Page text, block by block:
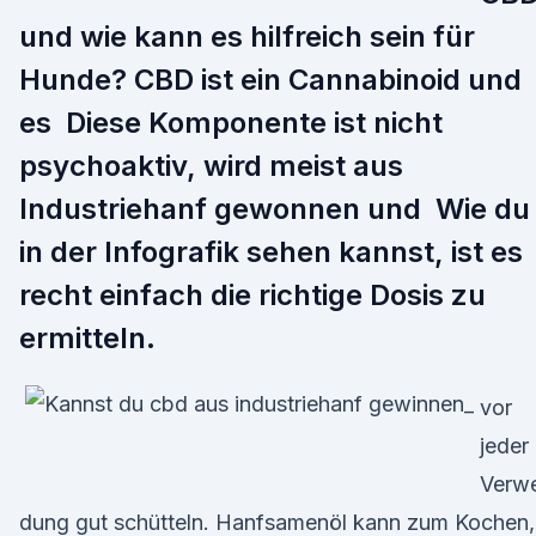
und wie kann es hilfreich sein für
Hunde? CBD ist ein Cannabinoid und
es Diese Komponente ist nicht
psychoaktiv, wird meist aus
Industriehanf gewonnen und Wie du
in der Infografik sehen kannst, ist es
recht einfach die richtige Dosis zu
ermitteln.
vor
jeder
dung gut schütteln. Hanfsamenöl kann zum Kochen,